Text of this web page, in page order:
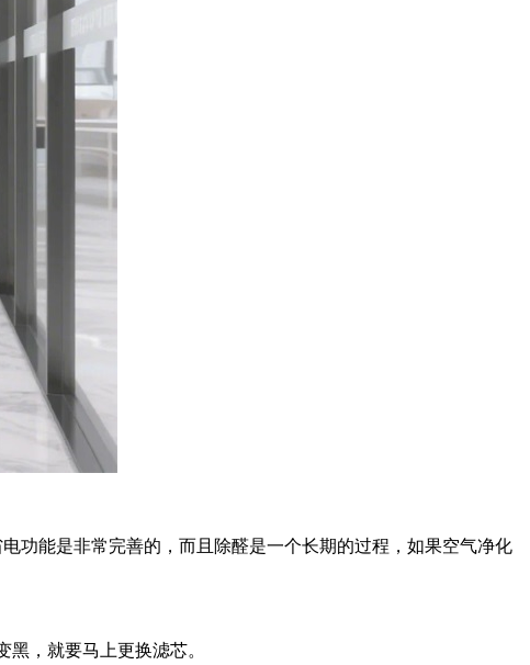
功能是非常完善的，而且除醛是一个长期的过程，如果空气净化
，就要马上更换滤芯。